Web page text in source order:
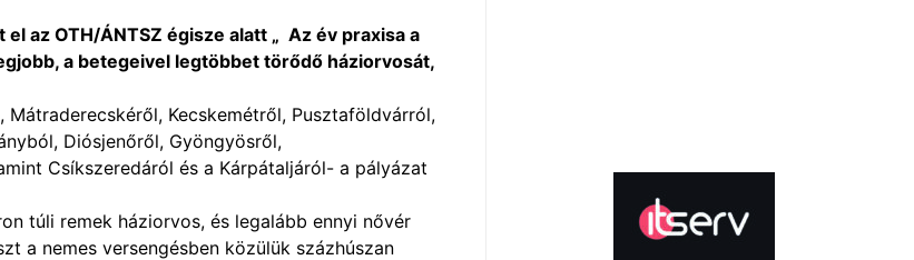
az OTH/ÁNTSZ égisze alatt „ Az év praxisa a
a betegeivel legtöbbet törődő háziorvosát,
Kecskemétről, Pusztaföldvárról,
Diósjenőről, Gyöngyösről,
Csíkszeredáról és a Kárpátaljáról- a pályázat
túli remek háziorvos, és legalább ennyi nővér
a nemes versengésben közülük százhúszan